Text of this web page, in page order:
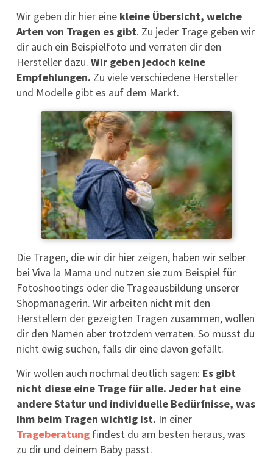
Wir geben dir hier eine kleine Übersicht, welche
Arten von Tragen es gibt. Zu jeder Trage geben wir
dir auch ein Beispielfoto und verraten dir den
Hersteller dazu. Wir geben jedoch keine
Empfehlungen. Zu viele verschiedene Hersteller
und Modelle gibt es auf dem Markt.
Die Tragen, die wir dir hier zeigen, haben wir selber
bei Viva la Mama und nutzen sie zum Beispiel für
Fotoshootings oder die Trageausbildung unserer
Shopmanagerin. Wir arbeiten nicht mit den
Herstellern der gezeigten Tragen zusammen, wollen
dir den Namen aber trotzdem verraten. So musst du
nicht ewig suchen, falls dir eine davon gefällt.
Wir wollen auch nochmal deutlich sagen: Es gibt
nicht diese eine Trage für alle. Jeder hat eine
andere Statur und individuelle Bedürfnisse, was
ihm beim Tragen wichtig ist. In einer
Trageberatung findest du am besten heraus, was
zu dir und deinem Baby passt.